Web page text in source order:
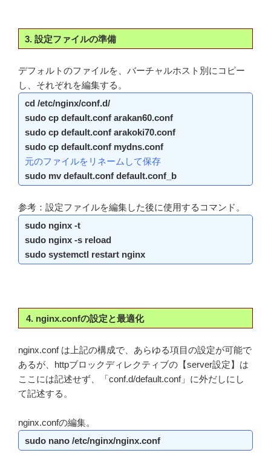
3. 設定ファイルの準備
デフォルトのファイルを、バーチャルホスト別にコピー
し、それぞれを編集する。
cd /etc/nginx/conf.d/
sudo cp default.conf arakan60.conf
sudo cp default.conf arakoki70.conf
sudo cp default.conf mydns.conf
元のファイルをリネームして保存
sudo mv default.conf default.conf_b
参考：設定ファイルを編集した後に使用するコマンド。
sudo nginx -t
sudo nginx -s reload
sudo systemctl restart nginx
4. nginx.confの設定と最適化
nginx.conf は上記の構成で、あらゆる項目の設定が可能で
あるが、httpブロックディレクティブの【server設定】は
ここには記述せず、「conf.d/default.conf」に外だしにし
て記述する。
nginx.confの編集。
sudo nano /etc/nginx/nginx.conf